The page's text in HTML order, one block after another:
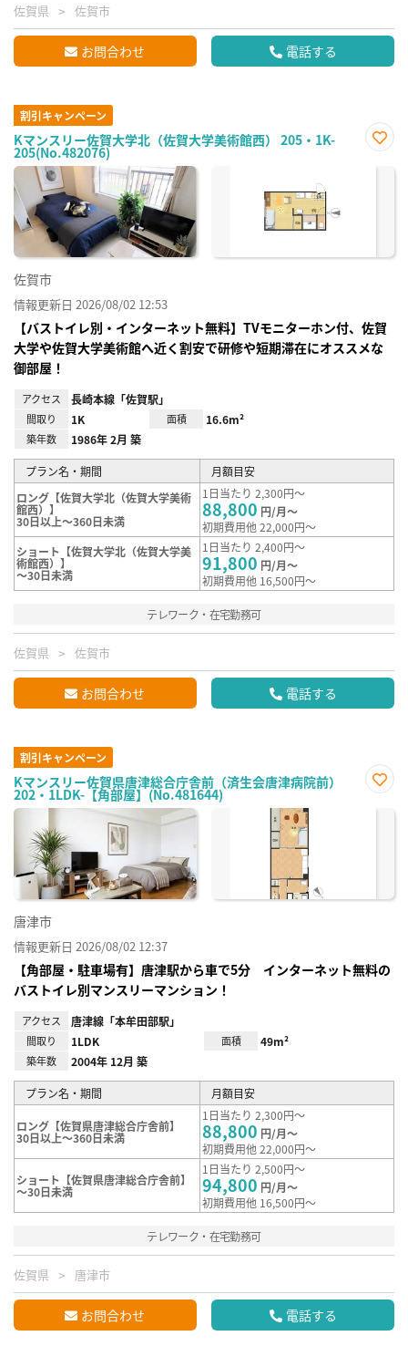
佐賀県 佐賀市
お問合わせ 電話する
割引キャンペーン
Kマンスリー佐賀大学北（佐賀大学美術館西） 205・1K-
205(No.482076)
に入
佐賀市
情報更新日 2026/08/02 12:53
【バストイレ別・インターネット無料】TVモニターホン付、佐賀
大学や佐賀大学美術館へ近く割安で研修や短期滞在にオススメな
御部屋！
アクセス 長崎本線「佐賀駅」
間取り 1K 面積 16.6m²
築年数 1986年 2月 築
プラン名・期間
月額目安
ロング【佐賀大学北（佐賀大学美術
館西）】
30日以上～360日未満
1日当たり 2,300円～
88,800 円/月～
初期費用他 22,000円～
ショート【佐賀大学北（佐賀大学美
術館西）】
～30日未満
1日当たり 2,400円～
91,800 円/月～
初期費用他 16,500円～
テレワーク・在宅勤務可
佐賀県 佐賀市
お問合わせ 電話する
割引キャンペーン
Kマンスリー佐賀県唐津総合庁舎前（済生会唐津病院前）
202・1LDK-【角部屋】(No.481644)
に入
唐津市
情報更新日 2026/08/02 12:37
【角部屋・駐車場有】唐津駅から車で5分 インターネット無料の
バストイレ別マンスリーマンション！
アクセス 唐津線「本牟田部駅」
間取り 1LDK 面積 49m²
築年数 2004年 12月 築
プラン名・期間 月額目安
ロング【佐賀県唐津総合庁舎前】
30日以上～360日未満
1日当たり 2,300円～
88,800 円/月～
初期費用他 22,000円～
ショート【佐賀県唐津総合庁舎前】
～30日未満
1日当たり 2,500円～
94,800 円/月～
初期費用他 16,500円～
テレワーク・在宅勤務可
佐賀県 唐津市
お問合わせ 電話する